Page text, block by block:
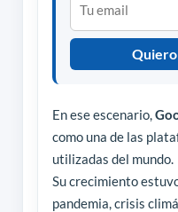
En ese escenario,
como una de las
utilizadas del mundo.
Su crecimiento
pandemia, crisis